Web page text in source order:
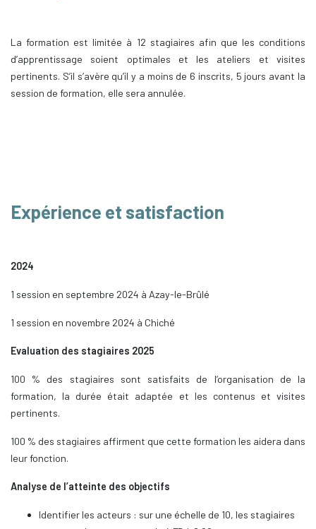
La formation est limitée à 12 stagiaires afin que les conditions
d’apprentissage soient optimales et les ateliers et visites
pertinents. S’il s’avère qu’il y a moins de 6 inscrits, 5 jours avant la
session de formation, elle sera annulée.
Expérience et satisfaction
2024
1 session en septembre 2024 à Azay-le-Brûlé
1 session en novembre 2024 à Chiché
Evaluation des stagiaires 2025
100 % des stagiaires sont satisfaits de l’organisation de la
formation, la durée était adaptée et les contenus et visites
pertinents.
100 % des stagiaires affirment que cette formation les aidera dans
leur fonction.
Analyse de l’atteinte des objectifs
Identifier les acteurs : sur une échelle de 10, les stagiaires